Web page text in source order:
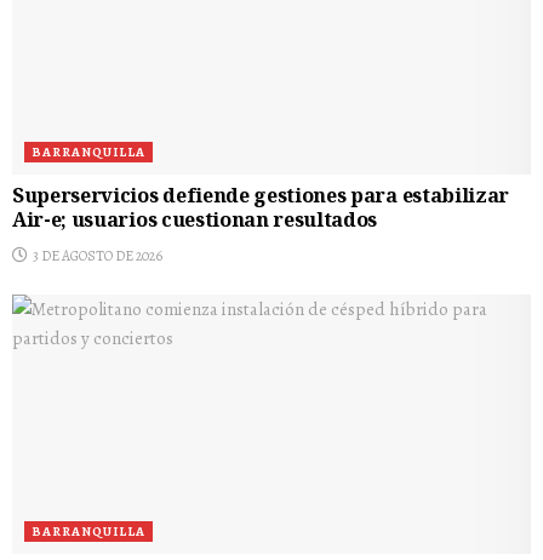
BARRANQUILLA
Superservicios defiende gestiones para estabilizar
Air-e; usuarios cuestionan resultados
3 DE AGOSTO DE 2026
BARRANQUILLA